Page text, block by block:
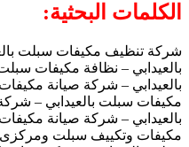
الكلمات البحثية:
شركة تنظيف مكيفات سبلت
بالعيدابي – نظافة مكيفات
بالعيدابي – شركة صيانة
مكيفات سبلت بالعيدابي –
بالعيدابي – شركة صيانة
مكيفات وتكييف سبلت ومركزى